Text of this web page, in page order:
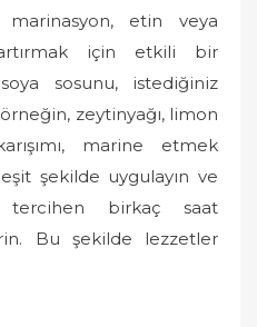
etin veya
için etkili bir
sosunu, istediğiniz
zeytinyağı, limon
marine etmek
şekilde uygulayın ve
birkaç saat
Bu şekilde lezzetler